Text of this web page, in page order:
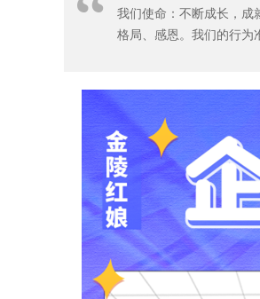
我们使命：不断成长，成
格局、感恩。我们的行为